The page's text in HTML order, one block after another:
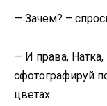
— Зачем? –
— И права,
сфотографируй
цветах…